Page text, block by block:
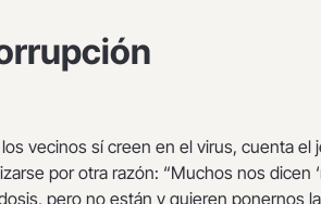
vecinos sí creen en el virus, cuenta el
por otra razón: “Muchos nos dicen
pero no están y quieren ponernos